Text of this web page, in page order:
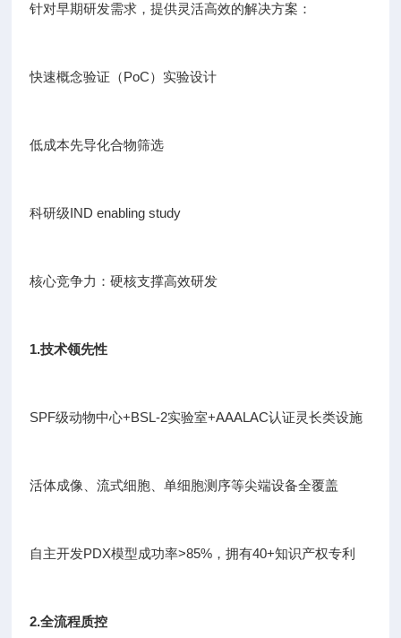
针对早期研发需求，提供灵活高效的解决方案：
快速概念验证（PoC）实验设计
低成本先导化合物筛选
科研级IND enabling study
核心竞争力：硬核支撑高效研发
1.技术领先性
SPF级动物中心+BSL-2实验室+AAALAC认证灵长类设施
活体成像、流式细胞、单细胞测序等尖端设备全覆盖
自主开发PDX模型成功率>85%，拥有40+知识产权专利
2.全流程质控